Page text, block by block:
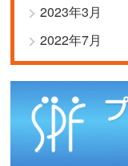
2023年3月
2022年7月